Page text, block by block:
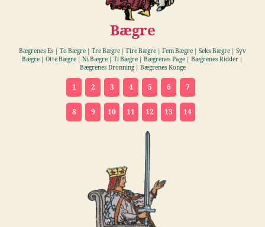
Bægre
Bægrenes Es | To Bægre | Tre Bægre | Fire Bægre Fem Bægre
Seks Bægre | Syv
Bægre | Otte Bægre
Ni Bægre | Ti Bægre | Bægrenes Page | Bægrenes Ridder |
Bægrenes Dronning | Bægrenes Konge
1 2 3 4 5 6 7
8 9 10 11 12 13 14